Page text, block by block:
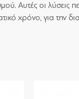
Αυτές οι
χρόνο, για την